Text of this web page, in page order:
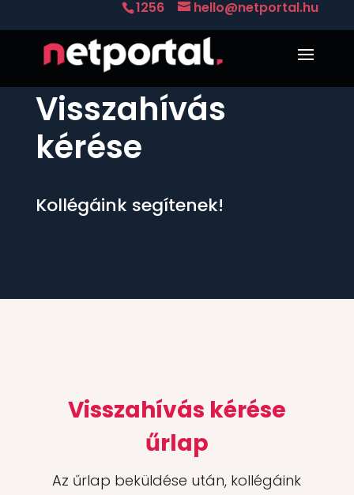
1256 hello@netportal.hu
Visszahívás
kérése
Kollégáink segítenek!
Visszahívás kérése
űrlap
Az űrlap beküldése után, kollégáink